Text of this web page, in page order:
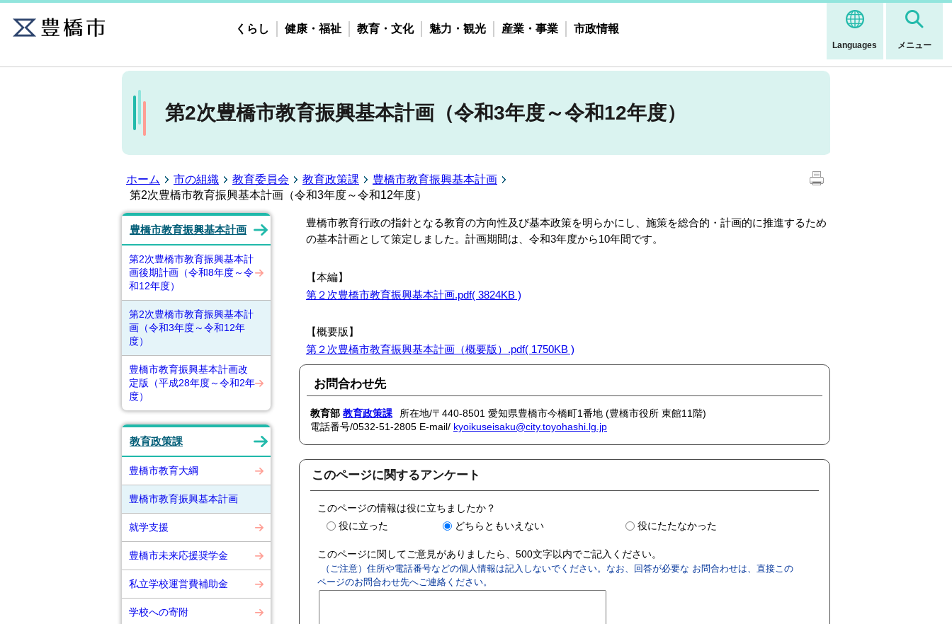
Languages メニュー
くらし 健康・福祉 教育・文化 魅力・観光 産業・事業 市政情報
第2次豊橋市教育振興基本計画（令和3年度～令和12年度）
ホーム 市の組織 教育委員会 教育政策課
豊橋市教育振興基本計画
第2次豊橋市教育振興基本計画（令和3年度～令和12年度）
豊橋市教育振興基本計画
第2次豊橋市教育振興基本計
画後期計画（令和8年度～令
和12年度）
第2次豊橋市教育振興基本計
画（令和3年度～令和12年
度）
豊橋市教育振興基本計画改
定版（平成28年度～令和2年
度）
教育政策課
豊橋市教育大綱
豊橋市教育振興基本計画
就学支援
豊橋市未来応援奨学金
私立学校運営費補助金
学校への寄附
豊橋市教育行政の指針となる教育の方向性及び基本政策を明らかにし、施策を総合的・計画的に推進するため
の基本計画として策定しました。計画期間は、令和3年度から10年間です。
【本編】
第２次豊橋市教育振興基本計画.pdf( 3824KB )
【概要版】
第２次豊橋市教育振興基本計画（概要版）.pdf( 1750KB )
お問合わせ先
教育部 教育政策課
所在地/〒440-8501 愛知県豊橋市今橋町1番地 (豊橋市役所 東館11階)
電話番号/0532-51-2805 E-mail/ kyoikuseisaku@city.toyohashi.lg.jp
このページに関するアンケート
このページの情報は役に立ちましたか？
役に立った
どちらともいえない 役にたたなかった
このページに関してご意見がありましたら、500文字以内でご記入ください。
（ご注意）住所や電話番号などの個人情報は記入しないでください。なお、回答が必要な お問合わせは、直接この
ページのお問合わせ先へご連絡ください。